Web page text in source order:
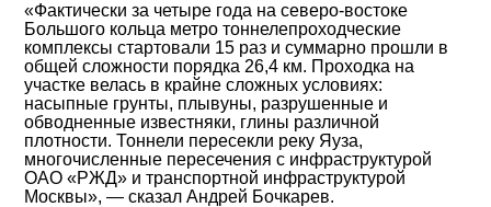
«Фактически за четыре года на северо-востоке
Большого кольца метро тоннелепроходческие
комплексы стартовали 15 раз и суммарно прошли в
общей сложности порядка 26,4 км. Проходка на
участке велась в крайне сложных условиях:
насыпные грунты, плывуны, разрушенные и
обводненные известняки, глины различной
плотности. Тоннели пересекли реку Яуза,
многочисленные пересечения с инфраструктурой
ОАО «РЖД» и транспортной инфраструктурой
Москвы», — сказал Андрей Бочкарев.